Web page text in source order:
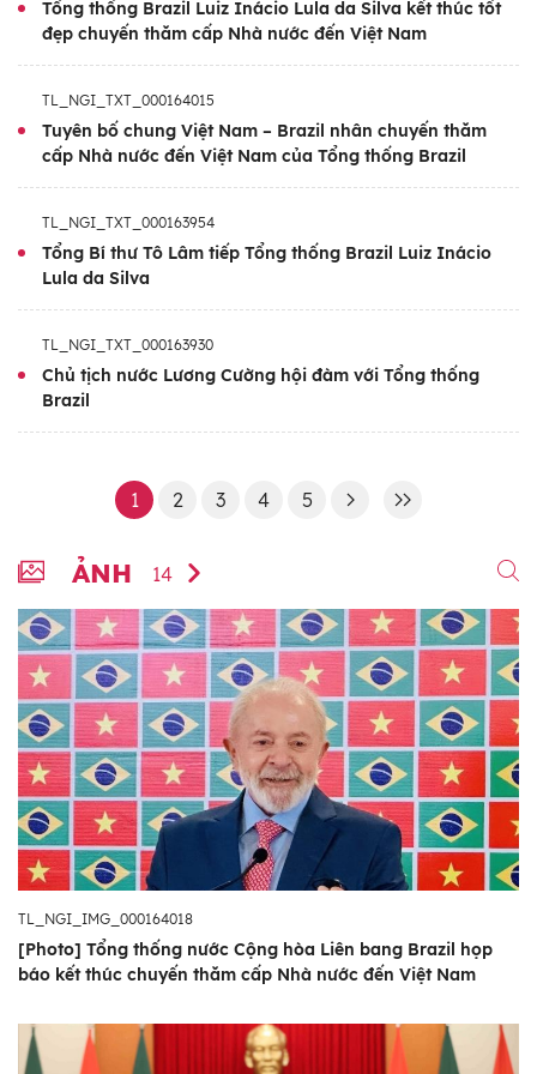
Tổng thống Brazil Luiz Inácio Lula da Silva kết thúc tốt
đẹp chuyến thăm cấp Nhà nước đến Việt Nam
TL_NGI_TXT_000164015
Tuyên bố chung Việt Nam – Brazil nhân chuyến thăm
cấp Nhà nước đến Việt Nam của Tổng thống Brazil
TL_NGI_TXT_000163954
Tổng Bí thư Tô Lâm tiếp Tổng thống Brazil Luiz Inácio
Lula da Silva
TL_NGI_TXT_000163930
Chủ tịch nước Lương Cường hội đàm với Tổng thống
Brazil
1 2 3 4 5
ẢNH 14
TL_NGI_IMG_000164018
[Photo] Tổng thống nước Cộng hòa Liên bang Brazil họp
báo kết thúc chuyến thăm cấp Nhà nước đến Việt Nam